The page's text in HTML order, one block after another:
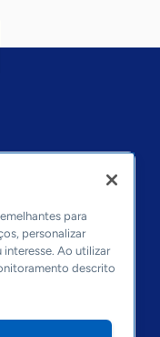
para
personalizar
Ao utilizar
descrito